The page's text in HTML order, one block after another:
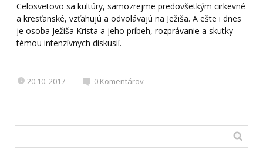
Celosvetovo sa kultúry, samozrejme predovšetkým cirkevné
a kresťanské, vzťahujú a odvolávajú na Ježiša. A ešte i dnes
je osoba Ježiša Krista a jeho príbeh, rozprávanie a skutky
témou intenzívnych diskusií.
20.10. 2017 0 Komentárov